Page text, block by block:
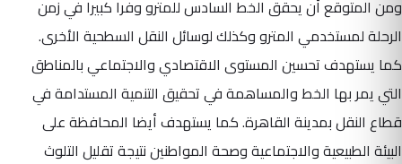
ومن المتوقع أن يحقق الخط السادس للمترو وفرا كبيرا في زمن
الرحلة لمستخدمي المترو وكذلك لوسائل النقل السطحية الأخرى.
كما يستهدف تحسين المستوى الاقتصادي والاجتماعي بالمناطق
التي يمر بها الخط والمساهمة في تحقيق التنمية المستدامة في
قطاع النقل بمدينة القاهرة. كما يستهدف أيضا المحافظة على
البيئة الطبيعية والاجتماعية وصحة المواطنين نتيجة تقليل التلوث